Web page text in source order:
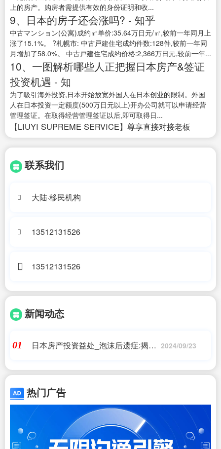
上的房产。购房者需提供有效的身份证明和收...
9、日本的房子还会涨吗? - 知乎
中古マンション(公寓)成约㎡单价:35.64万日元/㎡,较前一年同月上
涨了15.1%。 ?札幌市: 中古戸建住宅成约件数:128件,较前一年同
月增加了58.0%。 中古戸建住宅成约价格:2,366万日元,较前一年...
10、一图解析哪些人正把握日本房产&签证
投资机遇 - 知
为了吸引海外投资,日本开始放宽外国人在日本创业的限制。外国
人在日本投资一定额度(500万日元以上)开办公司就可以申请经营
管理签证。在取得经营管理签证以后,即可取得日...
【LIUYI SUPREME SERVICE】尊享直接对接老板
联系我们
大陆·移民机构
13512131526
13512131526
新闻动态
01
日本房产投资益处_泡沫后遗症:揭秘
民|日本投资移民
2024/09/23
热门广告